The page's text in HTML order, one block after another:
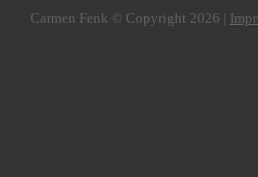
Carmen Fenk © Copyright 2026 |